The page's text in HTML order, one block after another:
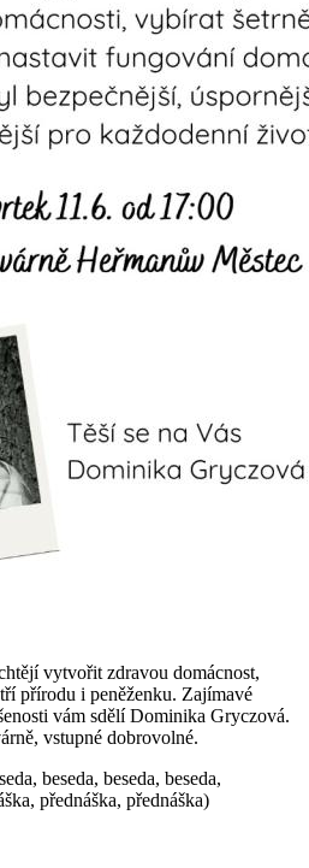
vytvořit zdravou domácnost,
přírodu i peněženku. Zajímavé
vám sdělí Dominika Gryczová.
vstupné dobrovolné.
beseda, beseda, beseda,
přednáška, přednáška)